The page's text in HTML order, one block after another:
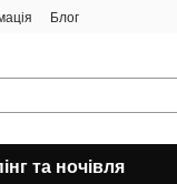
Блог
та ночівля